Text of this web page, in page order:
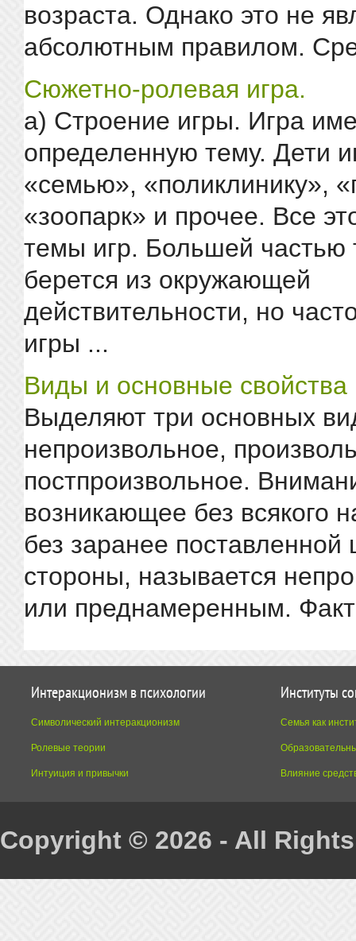
возраста. Однако это не
абсолютным правилом.
Сюжетно-ролевая игра.
а) Строение игры. Игра
определенную тему. Дети
«семью», «поликлинику»,
«зоопарк» и прочее. Все
темы игр. Большей частью
берется из окружающей
действительности, но
игры ...
Виды и основные
Выделяют три основных
непроизвольное,
постпроизвольное.
возникающее без всякого
без заранее
стороны, называется
или преднамеренным.
Интеракционизм в психологии
Символический интеракционизм
Ролевые теории
Интуиция и привычки
Институты
Семья как
Влияние
Copyright © 2026 - All